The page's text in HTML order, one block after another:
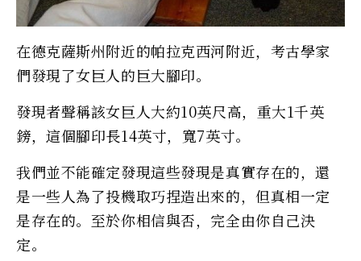
在德克薩斯州附近的帕拉克西河附近，考古學家
們發現了女巨人的巨大腳印。
發現者聲稱該女巨人大約10英尺高，重大1千英
鎊，這個腳印長14英寸，寬7英寸。
我們並不能確定發現這些發現是真實存在的，還
是一些人為了投機取巧捏造出來的，但真相一定
是存在的。至於你相信與否，完全由你自己決
定。